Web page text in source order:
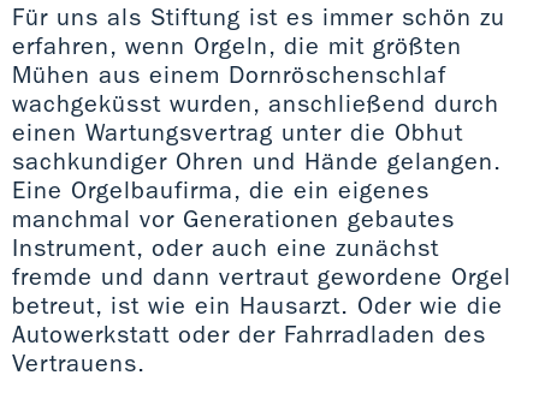
Für uns als Stiftung ist es immer schön zu
erfahren, wenn Orgeln, die mit größten
Mühen aus einem Dornröschenschlaf
wachgeküsst wurden, anschließend durch
einen Wartungsvertrag unter die Obhut
sachkundiger Ohren und Hände gelangen.
Eine Orgelbaufirma, die ein eigenes
manchmal vor Generationen gebautes
Instrument, oder auch eine zunächst
fremde und dann vertraut gewordene Orgel
betreut, ist wie ein Hausarzt. Oder wie die
Autowerkstatt oder der Fahrradladen des
Vertrauens.